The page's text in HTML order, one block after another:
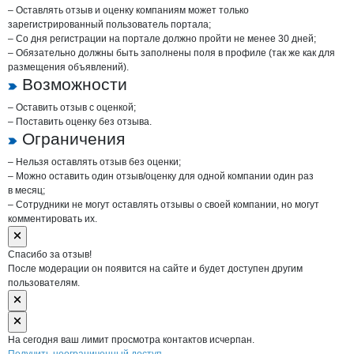
– Оставлять отзыв и оценку компаниям может только
зарегистрированный пользователь портала;
– Со дня регистрации на портале должно пройти не менее 30 дней;
– Обязательно должны быть заполнены поля в профиле (так же как для
размещения объявлений).
Возможности
– Оставить отзыв с оценкой;
– Поставить оценку без отзыва.
Ограничения
– Нельзя оставлять отзыв без оценки;
– Можно оставить один отзыв/оценку для одной компании один раз
в месяц;
– Сотрудники не могут оставлять отзывы о своей компании, но могут
комментировать их.
Спасибо за отзыв!
После модерации он появится на сайте и будет доступен другим
пользователям.
На сегодня ваш лимит просмотра контактов исчерпан.